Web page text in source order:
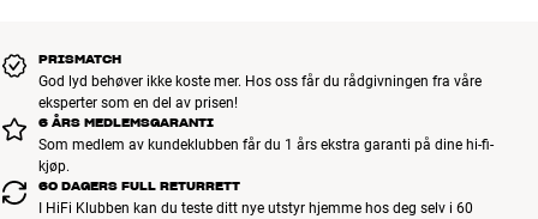
PRISMATCH
God lyd behøver ikke koste mer. Hos oss får du rådgivningen fra våre
eksperter som en del av prisen!
6 ÅRS MEDLEMSGARANTI
Som medlem av kundeklubben får du 1 års ekstra garanti på dine hi-fi-
kjøp.
60 DAGERS FULL RETURRETT
I HiFi Klubben kan du teste ditt nye utstyr hjemme hos deg selv i 60